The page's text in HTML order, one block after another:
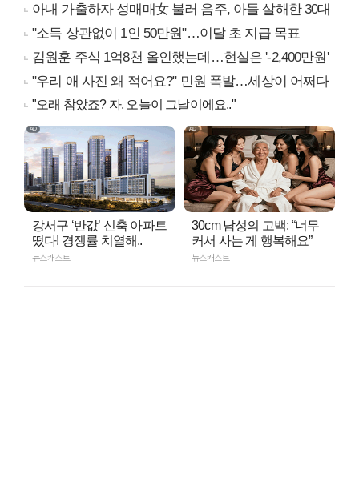
아내 가출하자 성매매女 불러 음주, 아들 살해한 30대
"소득 상관없이 1인 50만원"…이달 초 지급 목표
김원훈 주식 1억8천 올인했는데…현실은 '-2,400만원'
"우리 애 사진 왜 적어요?" 민원 폭발…세상이 어쩌다
"오래 참았죠? 자, 오늘이 그날이에요.."
강서구 ‘반값’ 신축 아파트
떴다! 경쟁률 치열해..
뉴스캐스트
30cm 남성의 고백: “너무
커서 사는 게 행복해요”
뉴스캐스트